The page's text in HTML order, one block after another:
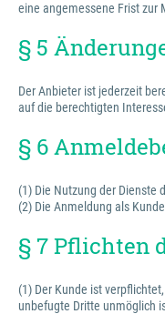
eine angemessene Frist zur
§ 5
Der Anbieter ist jederzeit
auf die berechtigten
§ 6
(1) Die Nutzung der Dienste
(2) Die Anmeldung als
§ 7 Pflichten
(1) Der Kunde ist
unbefugte Dritte unmöglich